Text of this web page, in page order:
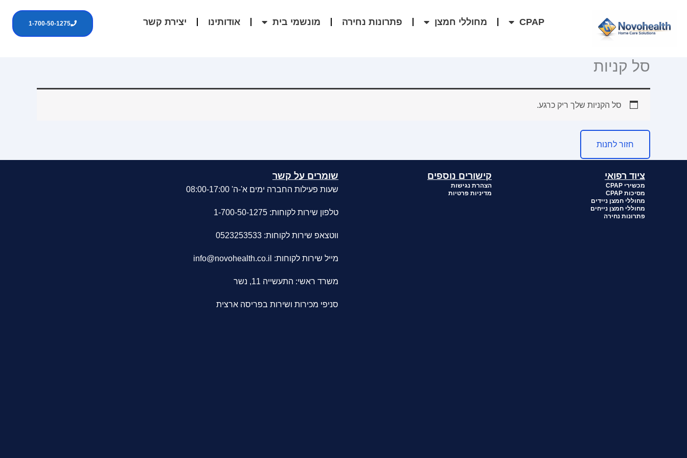
CPAP מחוללי חמצן פתרונות נחירה מונשמי בית אודותינו יצירת קשר 1-700-50-1275
סל קניות
סל הקניות שלך ריק כרגע.
חזור לחנות
ציוד רפואי
מכשירי CPAP
מסיכות CPAP
מחוללי חמצן ניידים
מחוללי חמצן נייחים
פתרונות נחירה
קישורים נוספים
הצהרת נגישות
מדיניות פרטיות
שומרים על קשר
שעות פעילות החברה ימים א'-ה' 08:00-17:00
טלפון שירות לקוחות: 1-700-50-1275
ווטצאפ שירות לקוחות: 0523253533
מייל שירות לקוחות: info@novohealth.co.il
משרד ראשי: התעשייה 11, נשר
סניפי מכירות ושירות בפריסה ארצית